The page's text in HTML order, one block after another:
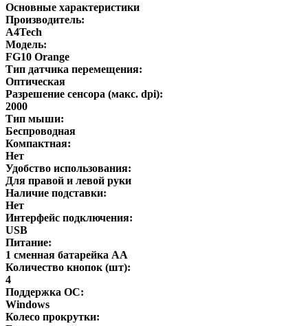
Основные характеристики
Производитель:
A4Tech
Модель:
FG10 Orange
Тип датчика перемещения:
Оптическая
Разрешение сенсора (макс. dpi):
2000
Тип мыши:
Беспроводная
Компактная:
Нет
Удобство использования:
Для правой и левой руки
Наличие подставки:
Нет
Интерфейс подключения:
USB
Питание:
1 сменная батарейка АА
Количество кнопок (шт):
4
Поддержка ОС:
Windows
Колесо прокрутки: